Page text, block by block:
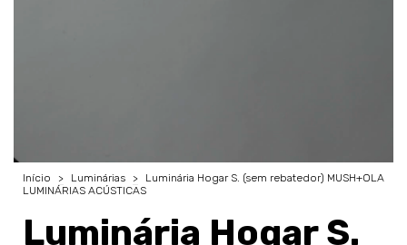
Início > Luminárias >
Luminária Hogar S. (sem rebatedor) MUSH+OLA
LUMINÁRIAS ACÚSTICAS
Luminária Hogar S.